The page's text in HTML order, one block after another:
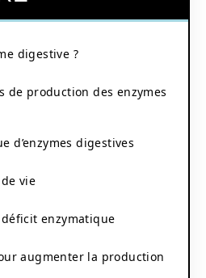
digestive ?
de production des enzymes
d’enzymes digestives
vie
déficit enzymatique
augmenter la production